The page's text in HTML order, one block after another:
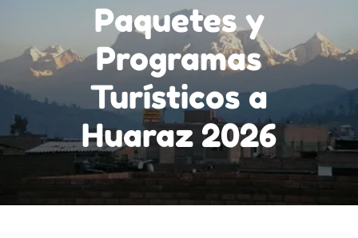
Paquetes y
Programas
Turísticos a
Huaraz 2026